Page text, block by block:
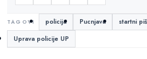
policija Pucnjava startni
Uprava policije UP